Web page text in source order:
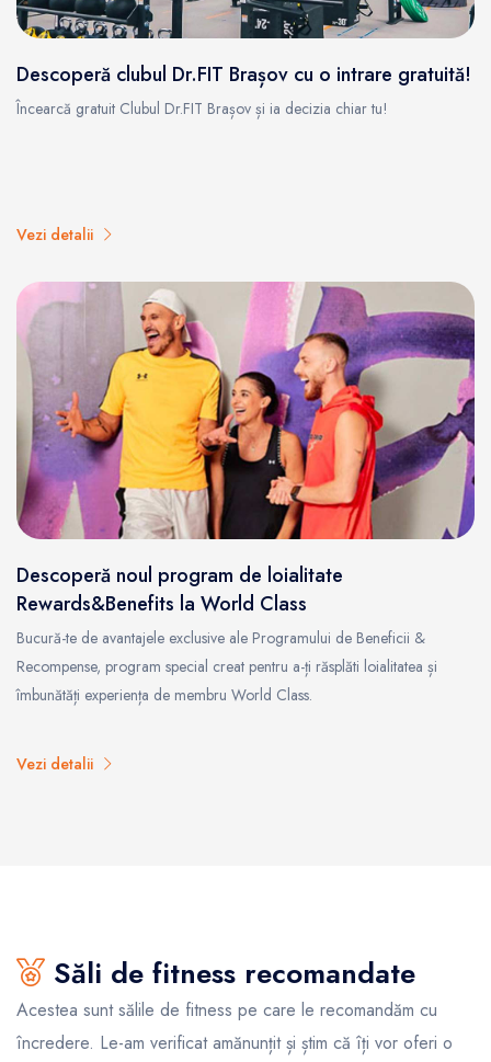
Descoperă clubul Dr.FIT Brașov cu o intrare gratuită!
Încearcă gratuit Clubul Dr.FIT Brașov și ia decizia chiar tu!
Vezi detalii
Descoperă noul program de loialitate
Rewards&Benefits la World Class
Bucură-te de avantajele exclusive ale Programului de Beneficii &
Recompense, program special creat pentru a-ți răsplăti loialitatea și
îmbunătăți experiența de membru World Class.
Vezi detalii
Săli de fitness recomandate
Acestea sunt sălile de fitness pe care le recomandăm cu
încredere. Le-am verificat amănunțit și știm că îți vor oferi o